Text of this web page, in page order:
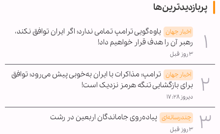
پربازدیدترین‌ها
اخبار جهان یاوه‌گویی ترامپ تمامی ندارد؛ اگر ایران توافق نکند،
رهبر آن را هدف قرار خواهیم داد!
۳ روز قبل
اخبار جهان ترامپ: مذاکرات با ایران به‌خوبی پیش می‌رود؛ توافق
برای بازگشایی تنگه هرمز نزدیک است!
دیروز ۱۷:۲۸
چندرسانه‌ای پیاده‌روی جاماندگان اربعین در رشت
۳ روز قبل